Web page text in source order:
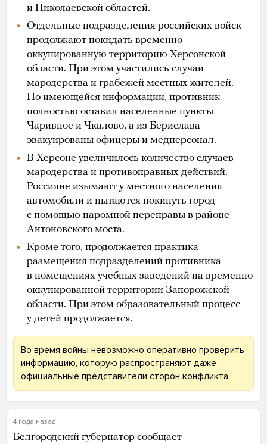
и Николаевской областей.
Отдельные подразделения российских войск
продолжают покидать временно
оккупированную территорию Херсонской
области. При этом участились случаи
мародерства и грабежей местных жителей.
По имеющейся информации, противник
полностью оставил населенные пункты
Чаривное и Чкалово, а из Берислава
эвакуированы офицеры и медперсонал.
В Херсоне увеличилось количество случаев
мародерства и противоправных действий.
Россияне изымают у местного населения
автомобили и пытаются покинуть город
с помощью паромной переправы в районе
Антоновского моста.
Кроме того, продолжается практика
размещения подразделений противника
в помещениях учебных заведений на временно
оккупированной территории Запорожской
области. При этом образовательный процесс
у детей продолжается.
Во время войны невозможно оперативно проверить
информацию, которую распространяют даже
официальные представители сторон конфликта.
4 года назад
Белгородский губернатор сообщает